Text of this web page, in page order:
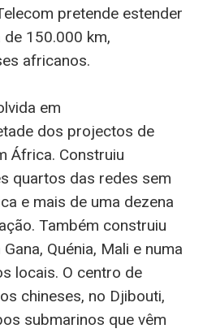
pretende estender
150.000 km,
africanos.
em
dos projectos de
África. Construiu
quartos das redes sem
e mais de uma dezena
Também construiu
Quénia, Mali e numa
locais. O centro de
chineses, no Djibouti,
submarinos que vêm